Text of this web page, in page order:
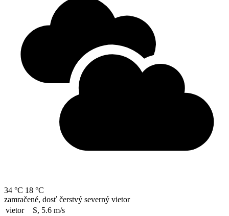
34 °C 18 °C
zamračené, dosť čerstvý severný vietor
vietor
S, 5.6 m/s